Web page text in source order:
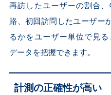
再訪したユーザーの割合
路、初回訪問したユーザー
るかをユーザー単位で見
データを把握できます。
計測の正確性が高い